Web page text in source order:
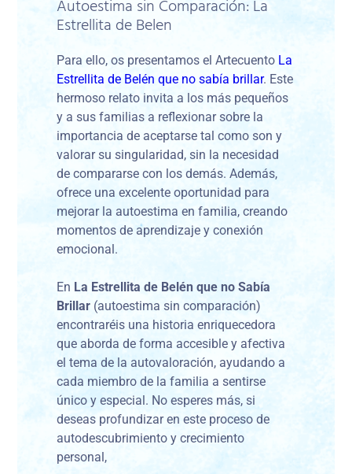
Autoestima sin Comparación: La
Estrellita de Belen
Para ello, os presentamos el Artecuento La
Estrellita de Belén que no sabía brillar. Este
hermoso relato invita a los más pequeños
y a sus familias a reflexionar sobre la
importancia de aceptarse tal como son y
valorar su singularidad, sin la necesidad
de compararse con los demás. Además,
ofrece una excelente oportunidad para
mejorar la autoestima en familia, creando
momentos de aprendizaje y conexión
emocional.
En La Estrellita de Belén que no Sabía
Brillar (autoestima sin comparación)
encontraréis una historia enriquecedora
que aborda de forma accesible y afectiva
el tema de la autovaloración, ayudando a
cada miembro de la familia a sentirse
único y especial. No esperes más, si
deseas profundizar en este proceso de
autodescubrimiento y crecimiento
personal,